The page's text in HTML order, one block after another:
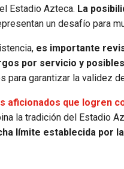
Estadio Azteca. La
un desafío para
es importante
por servicio y
para garantizar la validez
aficionados que logren
la tradición del Estadio
límite establecida por